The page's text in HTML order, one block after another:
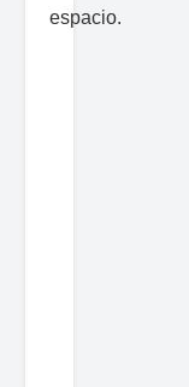
espacio.